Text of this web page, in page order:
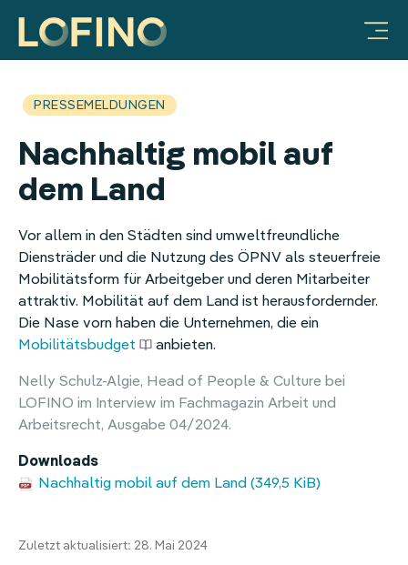
PRESSEMELDUNGEN
Nachhaltig mobil auf
dem Land
Vor allem in den Städten sind umweltfreundliche
Diensträder und die Nutzung des ÖPNV als steuerfreie
Mobilitätsform für Arbeitgeber und deren Mitarbeiter
attraktiv. Mobilität auf dem Land ist herausfordernder.
Die Nase vorn haben die Unternehmen, die ein
Mobilitätsbudget
anbieten.
Nelly Schulz-Algie, Head of People & Culture bei
LOFINO im Interview im Fachmagazin Arbeit und
Arbeitsrecht, Ausgabe 04/2024.
Nachhaltig mobil auf dem Land (349,5 KiB)
Zuletzt aktualisiert: 28. Mai 2024
Produkte & Lösungen
Mitarbeiter-Benefits:
Mobilitätsbudget
Sachbezug
Essenszuschuss
Internetzuschuss
Erholungsbeihilfe
Gesundheitsbonus
Homeoffice-Erstattung
Weitere Benefits
Mobilitätsbudget
Warum LOFINO?
LOFINO Plattform
App für Mitarbeitende
Case Studies
Services
Integrationen
Vorteile für Unternehmen
Steuersicherheit
Lohnkostenoptimierung
Unternehmen
Partner
Arbeiten bei LOFINO
Ressourcen
Benefit-Blog
Glossar
FAQ & Hilfe
Ratgeber
Essenszuschuss
Mobilitätsbudget
Fitness
Erholungsbeihilfe
Internetpauschale
HR
Mitarbeiter-Benefits
FAQ & Hilfe